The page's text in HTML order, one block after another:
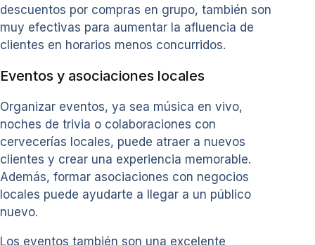
descuentos por compras en grupo, también son
muy efectivas para aumentar la afluencia de
clientes en horarios menos concurridos.
Eventos y asociaciones locales
Organizar eventos, ya sea música en vivo,
noches de trivia o colaboraciones con
cervecerías locales, puede atraer a nuevos
clientes y crear una experiencia memorable.
Además, formar asociaciones con negocios
locales puede ayudarte a llegar a un público
nuevo.
Los eventos también son una excelente